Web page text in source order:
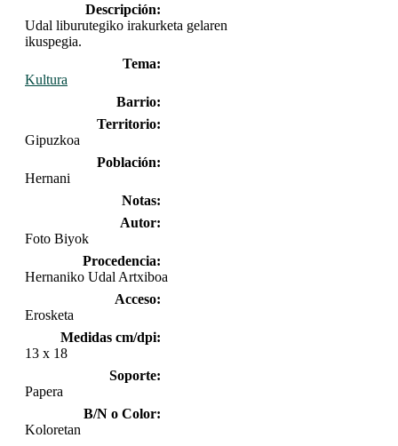
Descripción:
Udal liburutegiko irakurketa gelaren
ikuspegia.
Tema:
Kultura
Barrio:
Territorio:
Gipuzkoa
Población:
Hernani
Notas:
Autor:
Foto Biyok
Procedencia:
Hernaniko Udal Artxiboa
Acceso:
Erosketa
Medidas cm/dpi:
13 x 18
Soporte:
Papera
B/N o Color:
Koloretan